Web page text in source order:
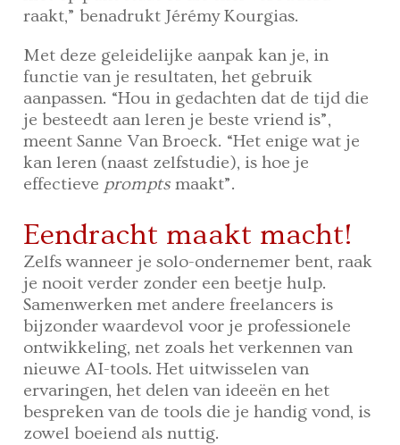
raakt,” benadrukt Jérémy Kourgias.
Met deze geleidelijke aanpak kan je, in
functie van je resultaten, het gebruik
aanpassen. “Hou in gedachten dat de tijd die
je besteedt aan leren je beste vriend is”,
meent Sanne Van Broeck. “Het enige wat je
kan leren (naast zelfstudie), is hoe je
effectieve prompts maakt”.
Eendracht maakt macht!
Zelfs wanneer je solo-ondernemer bent, raak
je nooit verder zonder een beetje hulp.
Samenwerken met andere freelancers is
bijzonder waardevol voor je professionele
ontwikkeling, net zoals het verkennen van
nieuwe AI-tools. Het uitwisselen van
ervaringen, het delen van ideeën en het
bespreken van de tools die je handig vond, is
zowel boeiend als nuttig.